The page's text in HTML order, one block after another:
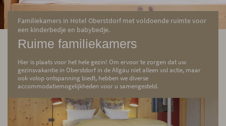
Familiekamers in Hotel Oberstdorf met voldoende ruimte voor
een kinderbedje en babybedje.
Ruime familiekamers
Hier is plaats voor het hele gezin! Om ervoor te zorgen dat uw
gezinsvakantie in Oberstdorf in de Allgäu niet alleen vol actie, maar
ook volop ontspanning biedt, hebben we diverse
accommodatiemogelijkheden voor u samengesteld.